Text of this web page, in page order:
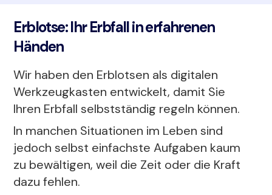
Erblotse: Ihr Erbfall in erfahrenen
Händen
Wir haben den Erblotsen als digitalen
Werkzeugkasten entwickelt, damit Sie
Ihren Erbfall selbstständig regeln können.
In manchen Situationen im Leben sind
jedoch selbst einfachste Aufgaben kaum
zu bewältigen, weil die Zeit oder die Kraft
dazu fehlen.